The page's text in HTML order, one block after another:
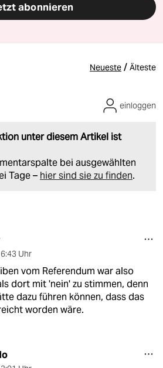
abonnieren
Neueste / Älteste
unter diesem Artikel ist
bei ausgewählten
Tage – hier sind sie zu finden.
einloggen
Uhr
vom Referendum war also
dort mit 'nein' zu stimmen, denn
dazu führen können, dass das
worden wäre.